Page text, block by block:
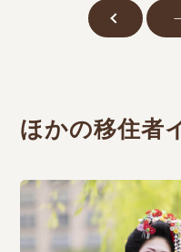
ほかの移住者